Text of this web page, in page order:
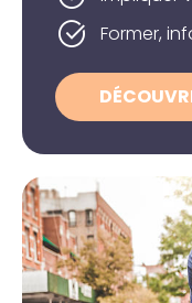
Former,